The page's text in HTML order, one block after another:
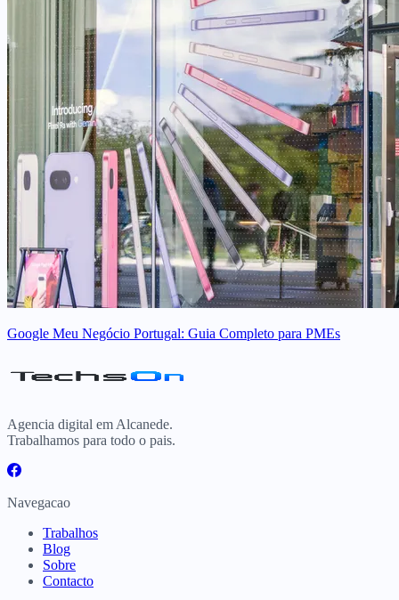
Google Meu Negócio Portugal: Guia Completo para PMEs
Agencia digital em Alcanede.
Trabalhamos para todo o pais.
Navegacao
Trabalhos
Blog
Sobre
Contacto